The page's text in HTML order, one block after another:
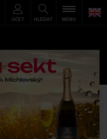
HLEDAT
ÚČET MENU